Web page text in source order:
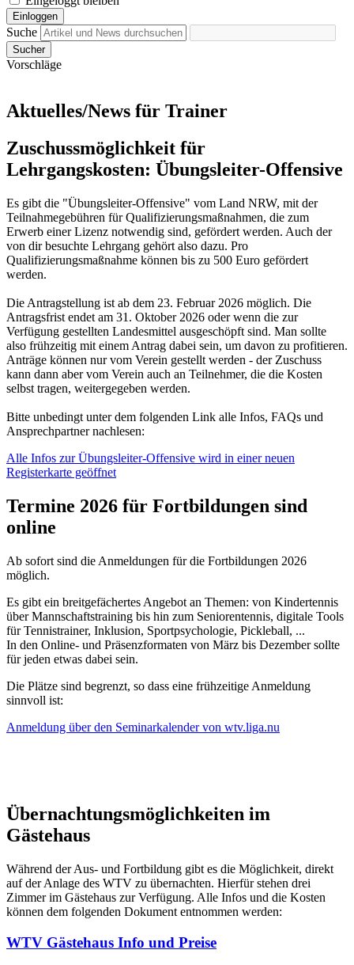
Einloggen
Suche
Sucher
Vorschläge
Aktuelles/News für Trainer
Zuschussmöglichkeit für
Lehrgangskosten: Übungsleiter-Offensive
Es gibt die "Übungsleiter-Offensive" vom Land NRW, mit der
Teilnahmegebühren für Qualifizierungsmaßnahmen, die zum
Erwerb einer Lizenz notwendig sind, gefördert werden. Auch der
von dir besuchte Lehrgang gehört also dazu. Pro
Qualifizierungsmaßnahme können bis zu 500 Euro gefördert
werden.
Die Antragstellung ist ab dem 23. Februar 2026 möglich. Die
Antragsfrist endet am 31. Oktober 2026 oder wenn die zur
Verfügung gestellten Landesmittel ausgeschöpft sind. Man sollte
also frühzeitig mit einem Antrag dabei sein, um davon zu profitieren.
Anträge können nur vom Verein gestellt werden - der Zuschuss
kann dann aber vom Verein auch an Teilnehmer, die die Kosten
selbst tragen, weitergegeben werden.
Bitte unbedingt unter dem folgenden Link alle Infos, FAQs und
Ansprechpartner nachlesen:
Alle Infos zur Übungsleiter-Offensive wird in einer neuen
Registerkarte geöffnet
Termine 2026 für Fortbildungen sind
online
Ab sofort sind die Anmeldungen für die Fortbildungen 2026
möglich.
Es gibt ein breitgefächertes Angebot an Themen: von Kindertennis
über Mannschaftstraining bis hin zum Seniorentennis, digitale Tools
für Tennistrainer, Inklusion, Sportpsychologie, Pickleball, ...
In den Online- und Präsenzformaten von März bis Dezember sollte
für jeden etwas dabei sein.
Die Plätze sind begrenzt, so dass eine frühzeitige Anmeldung
sinnvoll ist:
Anmeldung über den Seminarkalender von wtv.liga.nu
Übernachtungsmöglichkeiten im
Gästehaus
Während der Aus- und Fortbildung gibt es die Möglichkeit, direkt
auf der Anlage des WTV zu übernachten. Hierfür stehen drei
Zimmer im Gästehaus zur Verfügung. Alle Infos und die Kosten
können dem folgenden Dokument entnommen werden:
WTV Gästehaus Info und Preise